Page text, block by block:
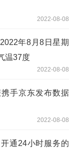
2022-08-08
年8月8日星期
温37度
2022-08-08
手京东发布数据
2022-08-08
通24小时服务的